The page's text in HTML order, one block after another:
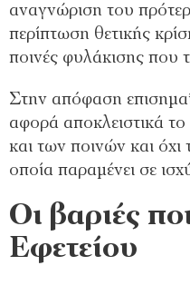
αναγνώριση του
περίπτωση θετικής
ποινές φυλάκισης που
Στην απόφαση
αφορά αποκλειστικά
και των ποινών και όχι
οποία παραμένει σε
Οι βαριές
Εφετείου